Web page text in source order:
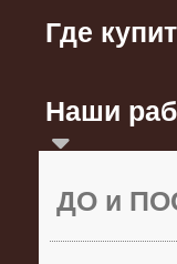
Где
Наши
ДО и